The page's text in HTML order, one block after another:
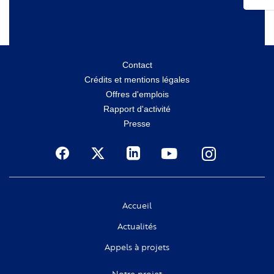
Contact
Crédits et mentions légales
Offres d'emplois
Rapport d'activité
Presse
Social
Accueil
Actualités
Appels à projets